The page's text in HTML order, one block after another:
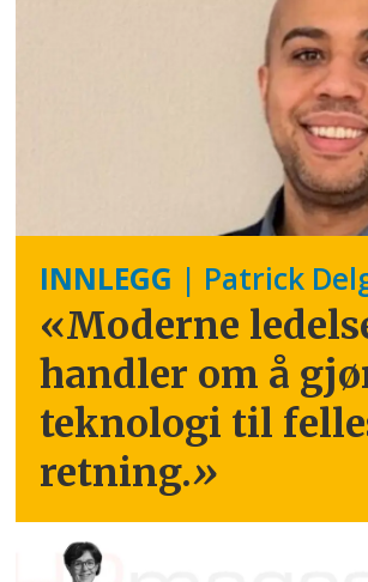
INNLEGG | Patrick
«Moderne
handler om å
teknologi til
retning.»